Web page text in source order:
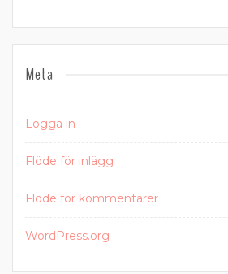
Meta
Logga in
Flöde för inlägg
Flöde för kommentarer
WordPress.org